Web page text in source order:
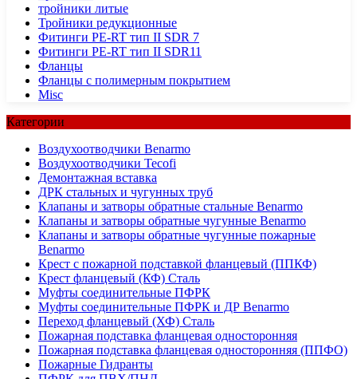
тройники литые
Тройники редукционные
Фитинги PE-RT тип II SDR 7
Фитинги PE-RT тип II SDR11
Фланцы
Фланцы с полимерным покрытием
Misc
Категории
Воздухоотводчики Benarmo
Воздухоотводчики Tecofi
Демонтажная вставка
ДРК стальных и чугунных труб
Клапаны и затворы обратные стальные Benarmo
Клапаны и затворы обратные чугунные Benarmo
Клапаны и затворы обратные чугунные пожарные
Benarmo
Крест с пожарной подставкой фланцевый (ППКФ)
Крест фланцевый (КФ) Сталь
Муфты соединительные ПФРК
Муфты соединительные ПФРК и ДР Benarmo
Переход фланцевый (ХФ) Сталь
Пожарная подставка фланцевая односторонняя
Пожарная подставка фланцевая односторонняя (ППФО)
Пожарные Гидранты